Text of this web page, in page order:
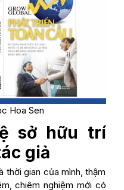
Hoa Sen
sở hữu trí
giả
gian của mình, thậm
chiêm nghiệm mới có